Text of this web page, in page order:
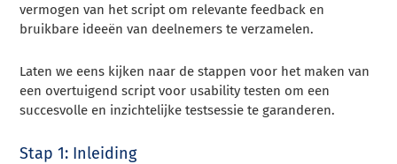
vermogen van het script om relevante feedback en
bruikbare ideeën van deelnemers te verzamelen.
Laten we eens kijken naar de stappen voor het maken van
een overtuigend script voor usability testen om een
succesvolle en inzichtelijke testsessie te garanderen.
Stap 1: Inleiding